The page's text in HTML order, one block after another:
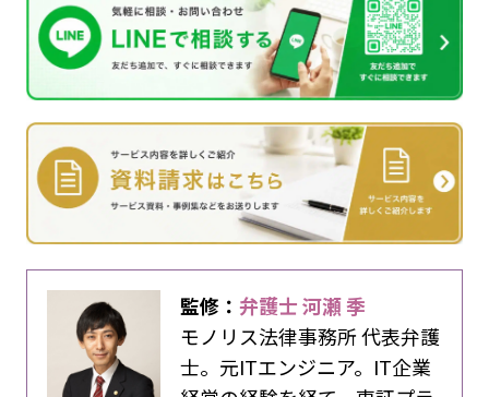
監修：弁護士 河瀬 季
モノリス法律事務所 代表弁護
士。元ITエンジニア。IT企業